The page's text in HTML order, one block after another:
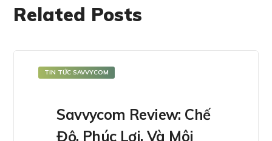
Related Posts
TIN TỨC SAVVYCOM
Savvycom Review: Chế
Độ, Phúc Lợi, Và Môi